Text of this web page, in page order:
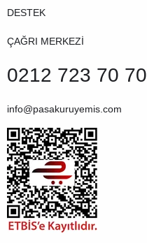
DESTEK
ÇAĞRI MERKEZİ
0212 723 70 70
info@pasakuruyemis.com